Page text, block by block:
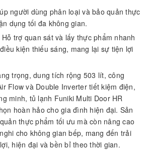
người dùng phân loại và bảo quản thực
dụng tối đa không gian.
trợ quan sát và lấy thực phẩm nhanh
kiện thiếu sáng, mang lại sự tiện lợi
trọng, dung tích rộng 503 lít, công
Flow và Double Inverter tiết kiệm điện,
minh, tủ lạnh Funiki Multi Door HR
hoàn hảo cho gia đình hiện đại. Sản
thực phẩm tối ưu mà còn nâng cao
cho không gian bếp, mang đến trải
hiện đại và bền bỉ theo thời gian.